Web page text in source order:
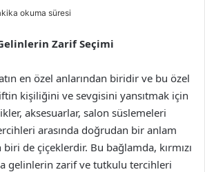
okuma süresi
Gelinlerin Zarif Seçimi
en özel anlarından biridir ve bu özel
kişiliğini ve sevgisini yansıtmak için
aksesuarlar, salon süslemeleri
arasında doğrudan bir anlam
de çiçeklerdir. Bu bağlamda, kırmızı
gelinlerin zarif ve tutkulu tercihleri